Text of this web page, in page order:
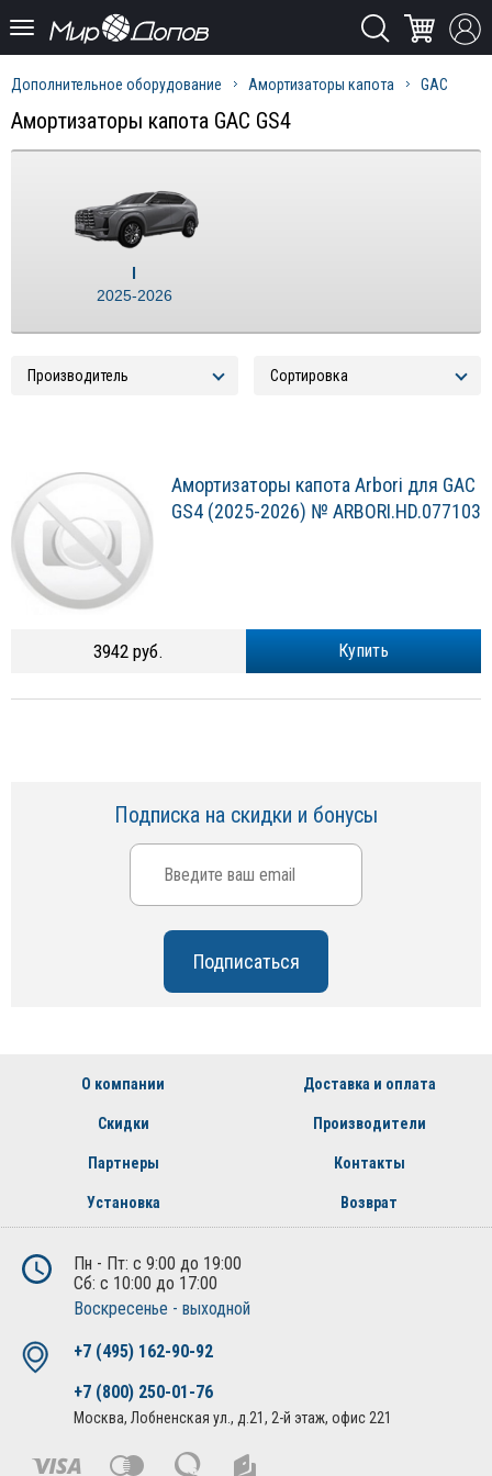
Дополнительное оборудование Амортизаторы капота GAC
Амортизаторы капота GAC GS4
2025-2026
Амортизаторы капота Arbori для GAC
GS4 (2025-2026) № ARBORI.HD.077103
Купить
3942 руб.
Подписка на скидки и бонусы
О компании Доставка и оплата
Скидки Производители
Партнеры Контакты
Установка Возврат
Пн - Пт: с 9:00 до 19:00
Сб: с 10:00 до 17:00
Воскресенье - выходной
+7 (495) 162-90-92
+7 (800) 250-01-76
Москва, Лобненская ул., д.21, 2-й этаж, офис 221